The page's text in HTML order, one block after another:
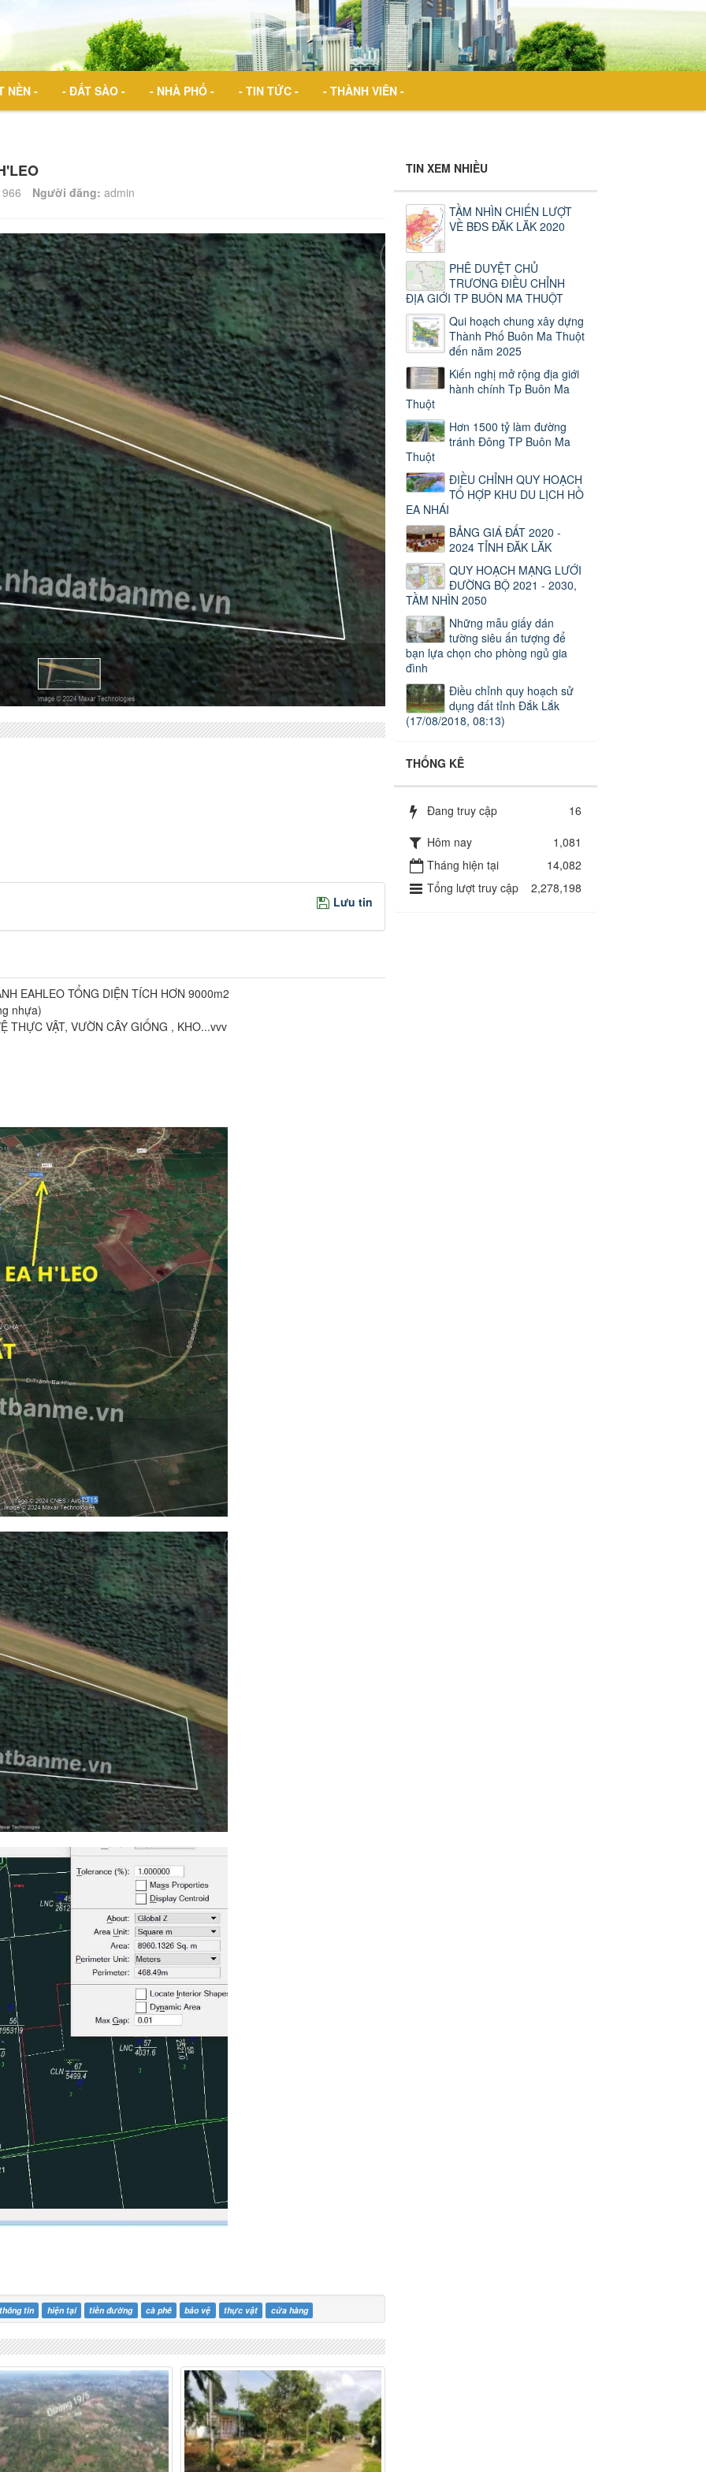
NỀN - - ĐẤT SÀO - - NHÀ PHỐ - - TIN TỨC - - THÀNH VIÊN -
966 Người đăng: admin
Lưu tin
EAHLEO TỔNG DIỆN TÍCH HƠN 9000m2
nhựa)
THỰC VẬT, VƯỜN CÂY GIỐNG , KHO...vvv
thông tin hiện tại tiền đường cà phê bảo vệ thực vật cửa hàng
TIN XEM NHIỀU
TẦM NHÌN CHIẾN LƯỢT
VỀ BĐS ĐĂK LĂK 2020
PHÊ DUYỆT CHỦ
TRƯƠNG ĐIỀU CHỈNH
ĐỊA GIỚI TP BUÔN MA THUỘT
Qui hoạch chung xây dựng
Thành Phố Buôn Ma Thuột
đến năm 2025
Kiến nghị mở rộng địa giới
hành chính Tp Buôn Ma
Thuột
Hơn 1500 tỷ làm đường
tránh Đông TP Buôn Ma
Thuột
ĐIỀU CHỈNH QUY HOẠCH
TỔ HỢP KHU DU LỊCH HỒ
EA NHÁI
BẢNG GIÁ ĐẤT 2020 -
2024 TỈNH ĐĂK LĂK
QUY HOẠCH MẠNG LƯỚI
ĐƯỜNG BỘ 2021 - 2030,
TẦM NHÌN 2050
Những mẫu giấy dán
tường siêu ấn tượng để
bạn lựa chọn cho phòng ngủ gia
đình
Điều chỉnh quy hoạch sử
dụng đất tỉnh Đắk Lắk
(17/08/2018, 08:13)
THỐNG KÊ
Đang truy cập
16
Hôm nay
1,081
Tháng hiện tại
14,082
Tổng lượt truy cập
2,278,198